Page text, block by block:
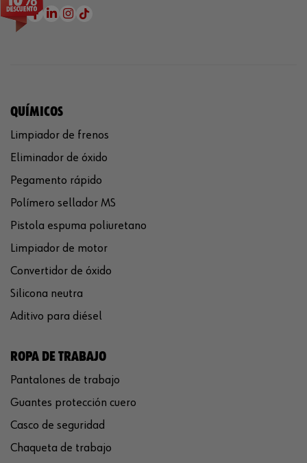
QUÍMICOS
Limpiador de frenos
Eliminador de óxido
Pegamento rápido
Polímero sellador MS
Pistola espuma poliuretano
Limpiador de motor
Convertidor de óxido
Silicona neutra
Aditivo para diésel
ROPA DE TRABAJO
Pantalones de trabajo
Guantes protección cuero
Casco de seguridad
Chaqueta de trabajo